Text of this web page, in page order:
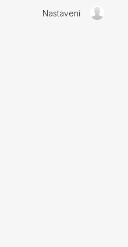
Nastavení